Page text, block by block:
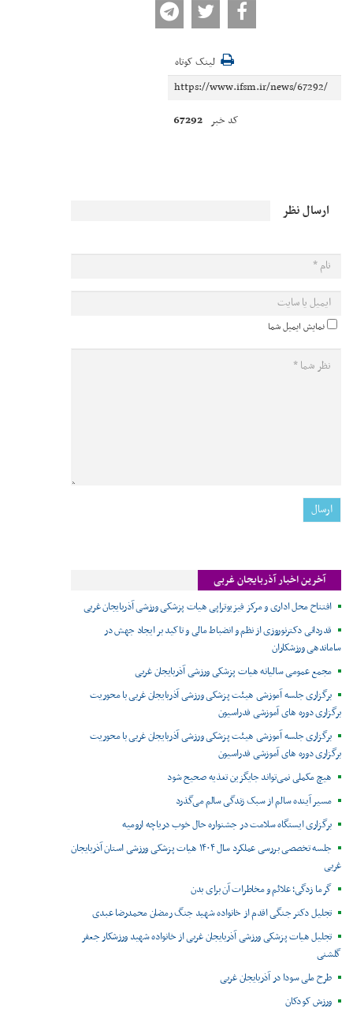
لینک کوتاه
کد خبر 67292
ارسال نظر
نمایش ایمیل شما
آخرین اخبار آذربایجان غربی
افتتاح محل اداری و مرکز فیزیوتراپی هیات پزشکی ورزشی آذربایجان غربی
قدردانی دکترنوروزی از نظم و انضباط مالی و تاکید بر ایجاد جهش در
ساماندهی ورزشکاران
مجمع عمومی سالیانه هیات پزشکی ورزشی آذربایجان غربی
برگزاری جلسه آموزشی هیئت پزشکی ورزشی آذربایجان غربی با محوریت
برگزاری دوره های آموزشی فدراسیون
برگزاری جلسه آموزشی هیئت پزشکی ورزشی آذربایجان غربی با محوریت
برگزاری دوره های آموزشی فدراسیون
هیچ مکملی نمی‌تواند جایگزین تغذیه صحیح شود
مسیر آینده سالم از سبک زندگی سالم می‌گذرد
برگزاری ایستگاه سلامت در جشنواره حال خوب دریاچه ارومیه
جلسه تخصصی بررسی عملکرد سال ۱۴۰۴ هیات پزشکی ورزشی استان آذربایجان
غربی
گرما زدگی؛ علائم و مخاطرات آن برای بدن
تجلیل دکتر جنگی اقدم از خانواده شهید جنگ رمضان محمدرضا عبدی
تجلیل هیات پزشکی ورزشی آذربایجان غربی از خانواده شهید ورزشکار جعفر
گلشنی
طرح ملی سودا در آذربایجان غربی
ورزش کودکان